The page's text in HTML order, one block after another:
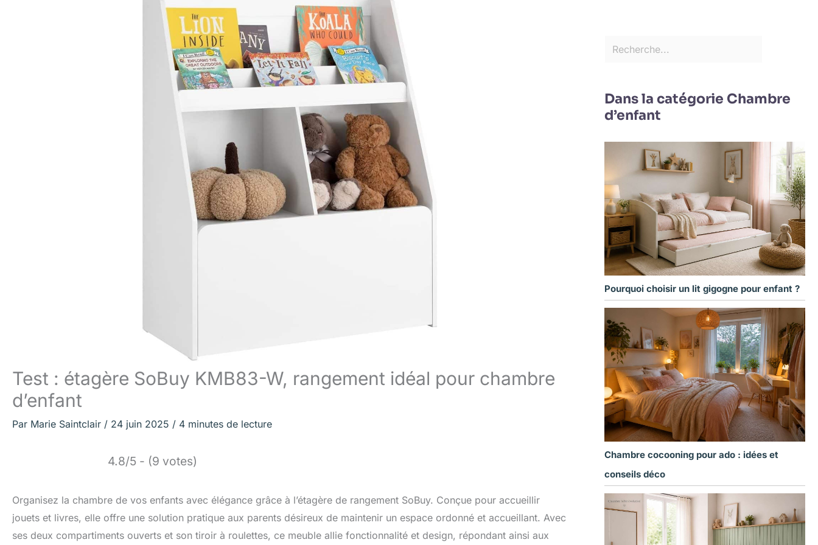
Test : étagère SoBuy KMB83-W, rangement idéal pour chambre
d’enfant
Par Marie Saintclair / 24 juin 2025 / 4 minutes de lecture
4.8/5 - (9 votes)
Organisez la chambre de vos enfants avec élégance grâce à l’étagère de rangement SoBuy. Conçue pour accueillir
jouets et livres, elle offre une solution pratique aux parents désireux de maintenir un espace ordonné et accueillant. Avec
ses deux compartiments ouverts et son tiroir à roulettes, ce meuble allie fonctionnalité et design, répondant ainsi aux
Dans la catégorie Chambre
d’enfant
Pourquoi choisir un lit gigogne pour enfant ?
Chambre cocooning pour ado : idées et
conseils déco